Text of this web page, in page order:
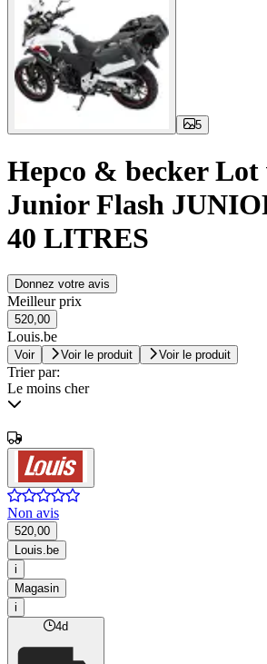
5
Hepco & becker Lot
Junior Flash
40 LITRES
Donnez votre avis
Meilleur prix
520,00
Louis.be
Voir Voir le produit Voir le produit
Trier par:
Le moins cher
Non avis
520,00
Louis.be
i
Magasin
i
4d